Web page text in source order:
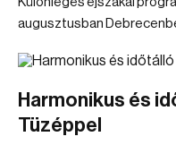
augusztusban
Harmonikus és
Tüzéppel